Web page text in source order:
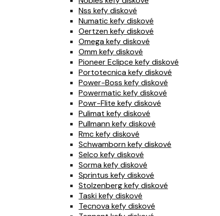
Nss kefy diskové
Numatic kefy diskové
Oertzen kefy diskové
Omega kefy diskové
Omm kefy diskové
Pioneer Eclipce kefy diskové
Portotecnica kefy diskové
Power-Boss kefy diskové
Powermatic kefy diskové
Powr-Flite kefy diskové
Pulimat kefy diskové
Pullmann kefy diskové
Rmc kefy diskové
Schwamborn kefy diskové
Selco kefy diskové
Sorma kefy diskové
Sprintus kefy diskové
Stolzenberg kefy diskové
Taski kefy diskové
Tecnova kefy diskové